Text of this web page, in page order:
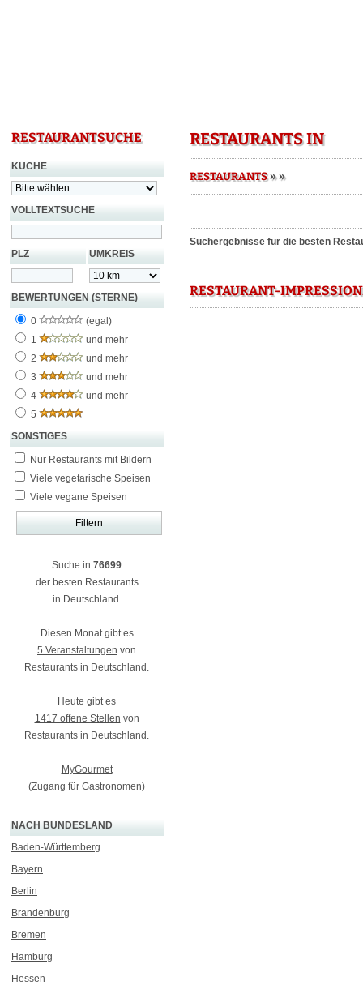
RESTAURANTSUCHE
KÜCHE
VOLLTEXTSUCHE
PLZ UMKREIS
BEWERTUNGEN (STERNE)
0
(egal)
1
und mehr
2
und mehr
3
und mehr
4
und mehr
5
SONSTIGES
Nur Restaurants mit Bildern
Viele vegetarische Speisen
Viele vegane Speisen
Suche in 76699
der besten Restaurants
in Deutschland.
Diesen Monat gibt es
5 Veranstaltungen von
Restaurants in Deutschland.
Heute gibt es
1417 offene Stellen von
Restaurants in Deutschland.
MyGourmet
(Zugang für Gastronomen)
NACH BUNDESLAND
Baden-Württemberg
Bayern
Berlin
Brandenburg
Bremen
Hamburg
Hessen
RESTAURANTS IN
RESTAURANTS»»
Suchergebnisse für die besten
RESTAURANT-